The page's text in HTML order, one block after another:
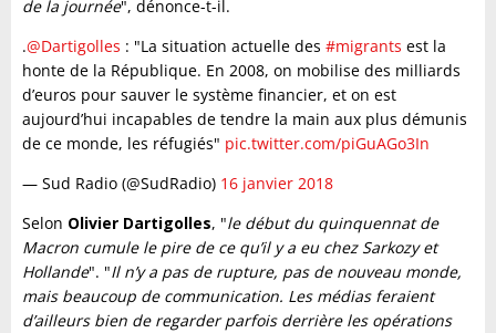
de la journée", dénonce-t-il.
.@Dartigolles : "La situation actuelle des #migrants est la
honte de la République. En 2008, on mobilise des milliards
d’euros pour sauver le système financier, et on est
aujourd’hui incapables de tendre la main aux plus démunis
de ce monde, les réfugiés" pic.twitter.com/piGuAGo3In
— Sud Radio (@SudRadio) 16 janvier 2018
Selon Olivier Dartigolles, "le début du quinquennat de
Macron cumule le pire de ce qu’il y a eu chez Sarkozy et
Hollande". "Il n’y a pas de rupture, pas de nouveau monde,
mais beaucoup de communication. Les médias feraient
d’ailleurs bien de regarder parfois derrière les opérations